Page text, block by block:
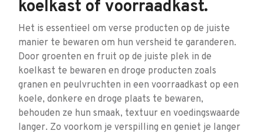
koelkast of voorraadkast.
Het is essentieel om verse producten op de juiste
manier te bewaren om hun versheid te garanderen.
Door groenten en fruit op de juiste plek in de
koelkast te bewaren en droge producten zoals
granen en peulvruchten in een voorraadkast op een
koele, donkere en droge plaats te bewaren,
behouden ze hun smaak, textuur en voedingswaarde
langer. Zo voorkom je verspilling en geniet je langer